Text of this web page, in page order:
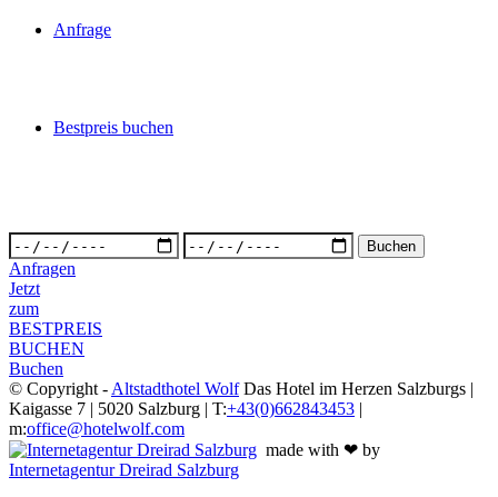
Anfrage
Bestpreis buchen
Anfragen
Jetzt
zum
BESTPREIS
BUCHEN
Buchen
© Copyright - Altstadthotel WolfDas Hotel im Herzen Salzburgs |
Kaigasse 7 | 5020 Salzburg | T:+43(0)662843453 |
m:office@hotelwolf.com
made with ❤ by
Internetagentur Dreirad Salzburg